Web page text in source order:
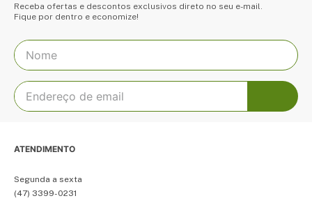
Receba ofertas e descontos exclusivos direto no seu e-mail.
Fique por dentro e economize!
ATENDIMENTO
Segunda a sexta
(47) 3399-0231